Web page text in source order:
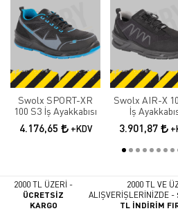
Swolx SPORT-XR
100 S3 İş Ayakkabısı
4.176,65 +KDV
Swolx AIR-X
İş
3.901,87
2000 TL ÜZERİ -
ÜCRETSİZ
KARGO
2000 TL VE
ALIŞVERİŞLERİNİZDE -
TL İNDİRİM